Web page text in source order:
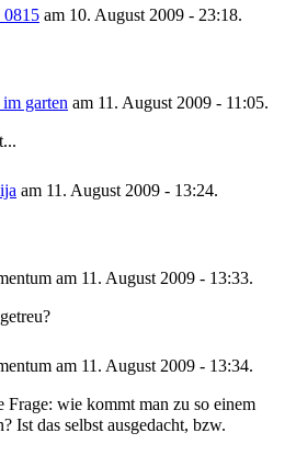
0815 am 10. August 2009 - 23:18.
garten am 11. August 2009 - 11:05.
am 11. August 2009 - 13:24.
am 11. August 2009 - 13:33.
am 11. August 2009 - 13:34.
Frage: wie kommt man zu so einem
Ist das selbst ausgedacht, bzw.